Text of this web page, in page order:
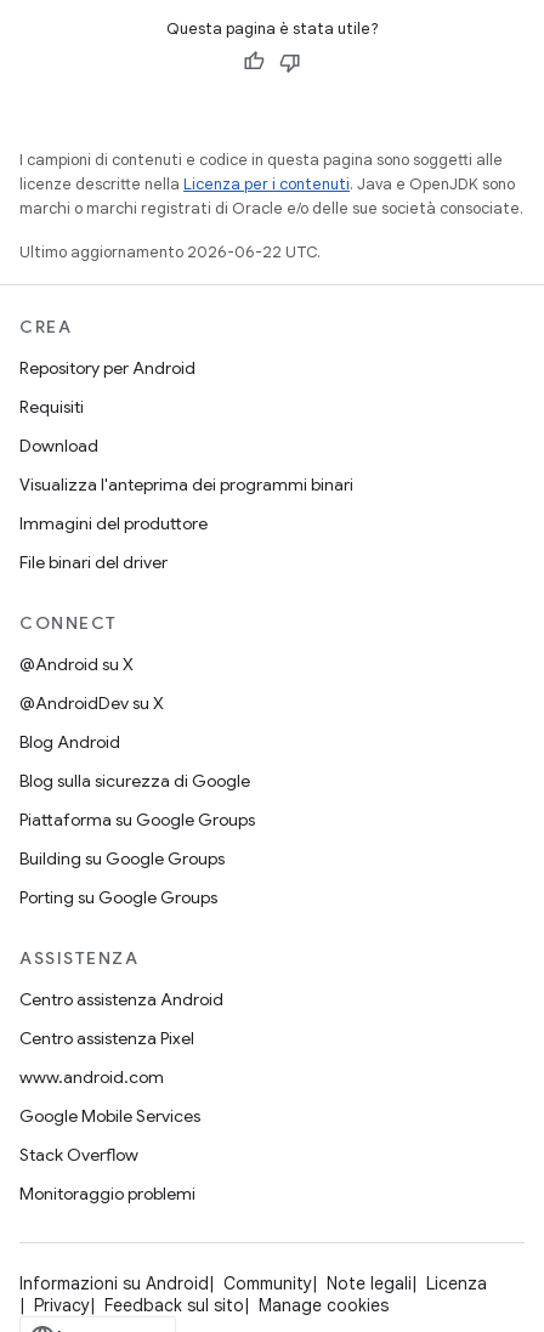
Questa pagina è stata utile?
I campioni di contenuti e codice in questa pagina sono soggetti alle
licenze descritte nella Licenza per i contenuti. Java e OpenJDK sono
marchi o marchi registrati di Oracle e/o delle sue società consociate.
Ultimo aggiornamento 2026-06-22 UTC.
CREA
Repository per Android
Requisiti
Download
Visualizza l'anteprima dei programmi binari
Immagini del produttore
File binari del driver
CONNECT
@Android su X
@AndroidDev su X
Blog Android
Blog sulla sicurezza di Google
Piattaforma su Google Groups
Building su Google Groups
Porting su Google Groups
ASSISTENZA
Centro assistenza Android
Centro assistenza Pixel
www.android.com
Google Mobile Services
Stack Overflow
Monitoraggio problemi
Informazioni su Android Community Note legali
Licenza
Privacy
Feedback sul sito Manage cookies